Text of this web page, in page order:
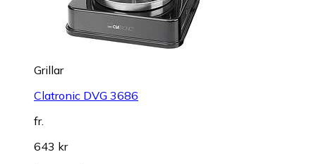
Grillar
Clatronic DVG 3686
fr.
643 kr